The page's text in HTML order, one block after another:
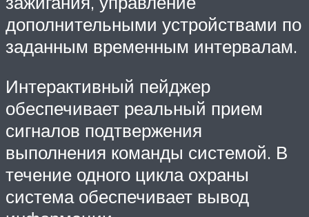
дополнительными устройствами по
заданным временным интервалам.
Интерактивный пейджер
обеспечивает реальный прием
сигналов подтвержения
выполнения команды системой. В
течение одного цикла охраны
система обеспечивает вывод